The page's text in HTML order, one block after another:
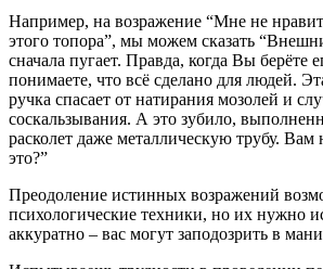
Например, на возражение “Мне не
этого топора”, мы можем сказать
сначала пугает. Правда, когда Вы берёте
понимаете, что всё сделано для людей.
ручка спасает от натирания мозолей и
соскальзывания. А это зубило,
расколет даже металлическую трубу. Вам
это?”
Преодоление истинных возражений
психологические техники, но их нужно
аккуратно – вас могут заподозрить в